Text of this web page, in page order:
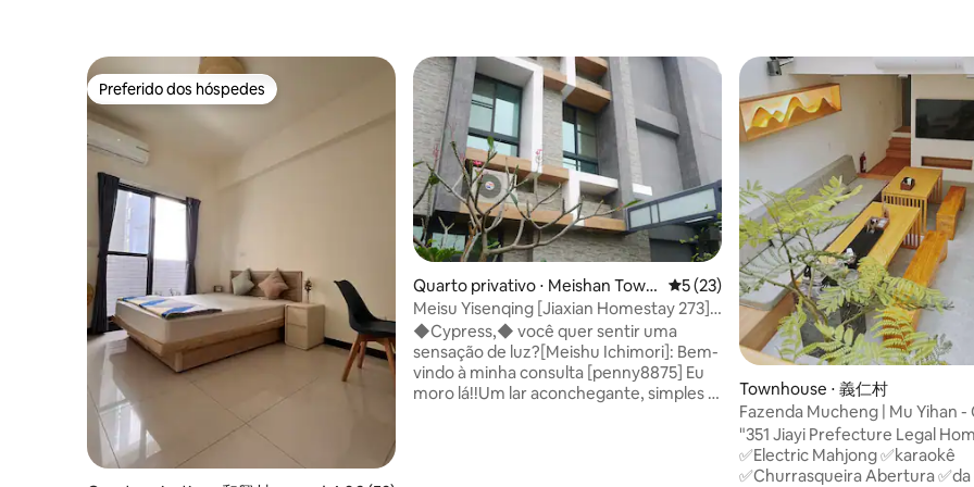
Preferido dos hóspedes
Preferido dos hóspedes
Quarto privativo ⋅ Meishan Town
ship
5 de uma avaliação média de 5, 23
5 (23)
Meisu Yisenqing [Jiaxian Homestay 273]
2F Artyun quarto para 4 pessoas/estadia
ecológica (sem café da manhã.Traga suas
próprias toalhas de banho.escova de
dentes e creme dental)
◆Cypress,◆ você quer sentir uma
sensação de luz?[Meishu Ichimori]: Bem-
vindo à minha consulta [penny8875] Eu
moro lá!!Um lar aconchegante, simples e
Townhouse ⋅ 義仁村
Fazenda Mucheng | Mu Yihan -
Dong Homestay
"351 Jiayi Prefecture Legal
✅Electric Mahjong ✅karaokê
✅Churrasqueira Abertura